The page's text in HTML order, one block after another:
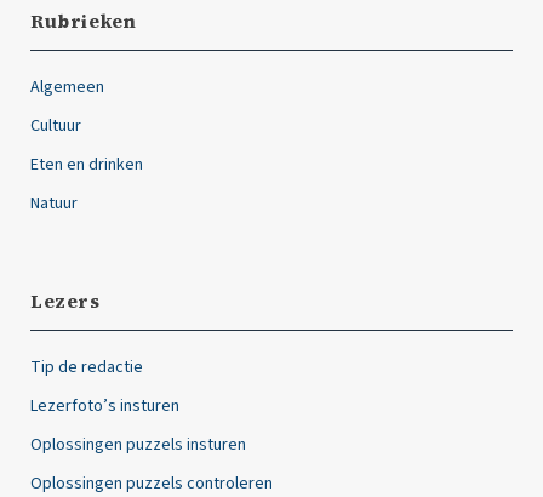
Rubrieken
Algemeen
Cultuur
Eten en drinken
Natuur
Lezers
Tip de redactie
Lezerfoto’s insturen
Oplossingen puzzels insturen
Oplossingen puzzels controleren